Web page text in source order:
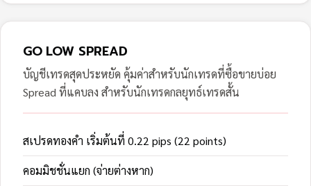
GO LOW SPREAD
บัญชีเทรดสุดประหยัด คุ้มค่าสำหรับนักเทรดที่ซื้อขายบ่อย
Spread ที่แคบลง สำหรับนักเทรดกลยุทธ์เทรดสั้น
สเปรดทองคำ เริ่มต้นที่ 0.22 pips (22 points)
คอมมิชชั่นแยก (จ่ายต่างหาก)